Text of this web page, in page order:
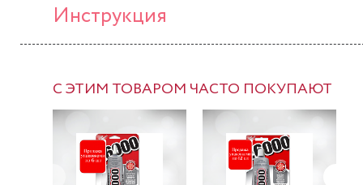
Инструкция
С ЭТИМ ТОВАРОМ ЧАСТО ПОКУПАЮТ